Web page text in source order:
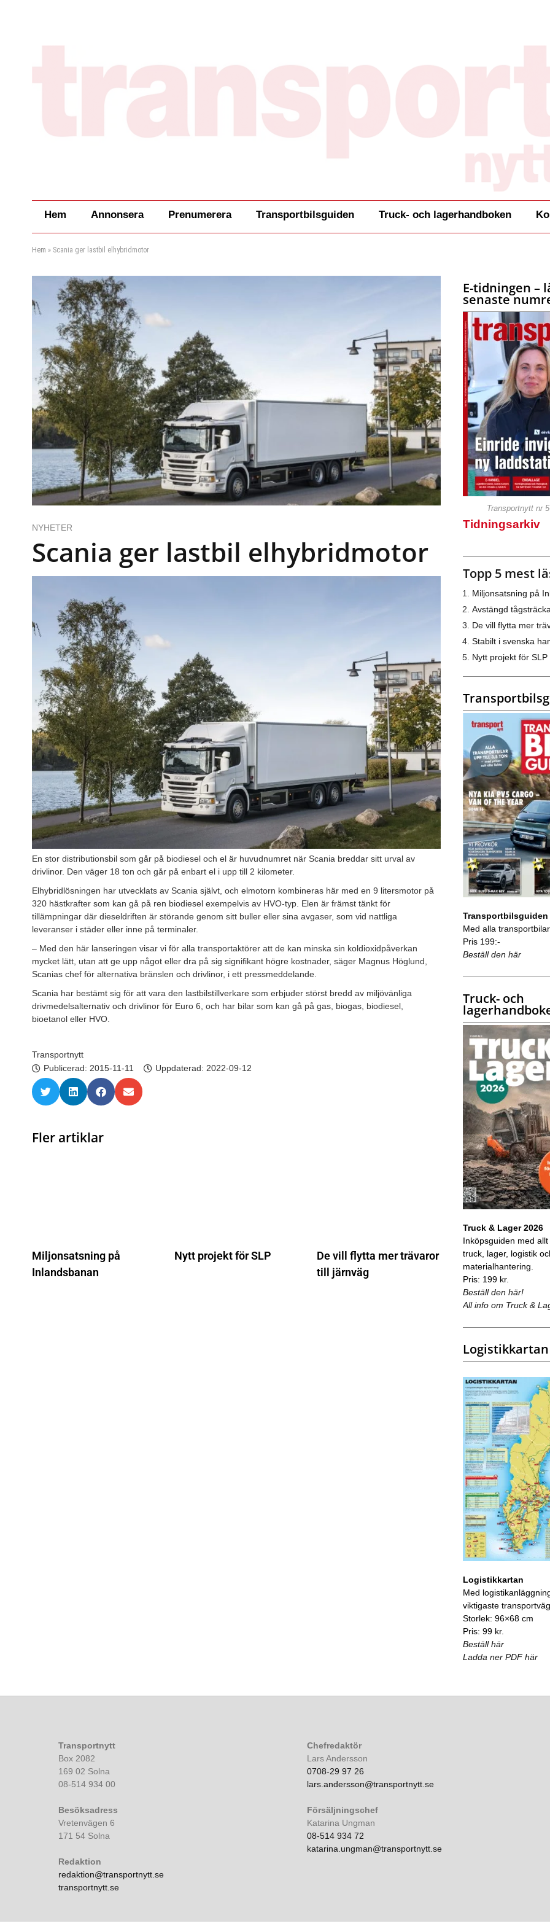
Hem Annonsera Prenumerera Transportbilsguiden Truck- och lagerhandboken
Hem » Scania ger lastbil elhybridmotor
NYHETER
Scania ger lastbil elhybridmotor
En stor distributionsbil som går på biodiesel och el är huvudnumret när Scania breddar sitt urval av
drivlinor. Den väger 18 ton och går på enbart el i upp till 2 kilometer.
Elhybridlösningen har utvecklats av Scania självt, och elmotorn kombineras här med en 9 litersmotor på
320 hästkrafter som kan gå på ren biodiesel exempelvis av HVO-typ. Elen är främst tänkt för
tillämpningar där dieseldriften är störande genom sitt buller eller sina avgaser, som vid nattliga
leveranser i städer eller inne på terminaler.
– Med den här lanseringen visar vi för alla transportaktörer att de kan minska sin koldioxidpåverkan
mycket lätt, utan att ge upp något eller dra på sig signifikant högre kostnader, säger Magnus Höglund,
Scanias chef för alternativa bränslen och drivlinor, i ett pressmeddelande.
Scania har bestämt sig för att vara den lastbilstillverkare som erbjuder störst bredd av miljövänliga
drivmedelsalternativ och drivlinor för Euro 6, och har bilar som kan gå på gas, biogas, biodiesel,
bioetanol eller HVO.
Transportnytt
Publicerad: 2015-11-11 Uppdaterad: 2022-09-12
Fler artiklar
Miljonsatsning på
Inlandsbanan
Nytt projekt för SLP
De vill flytta mer trävaror
till järnväg
E-tidningen –
senaste
Transportnytt nr
Tidningsarkiv
Topp 5 mest
Miljonsatsning på
Avstängd
De vill flytta mer
Stabilt i svenska
Nytt projekt för SLP
Transportbilsguiden
Med alla
Pris 199:-
Beställ den här
Truck- och
Truck & Lager 2026
Inköpsguiden med
truck, lager, logistik
materialhantering.
Pris: 199 kr.
Beställ den här!
All info om Truck &
Logistikkartan
Logistikkartan
Med
viktigaste
Storlek: 96×68 cm
Pris: 99 kr.
Beställ här
Ladda ner PDF här
Transportnytt
Box 2082
169 02 Solna
08-514 934 00
Besöksadress
Vretenvägen 6
171 54 Solna
Redaktion
redaktion@transportnytt.se
transportnytt.se
Chefredaktör
Lars Andersson
0708-29 97 26
lars.andersson@transportnytt.se
Försäljningschef
Katarina Ungman
08-514 934 72
katarina.ungman@transportnytt.se